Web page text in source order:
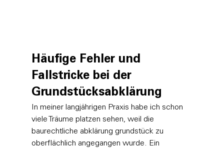
Häufige Fehler und
Fallstricke bei der
Grundstücksabklärung
In meiner langjährigen Praxis habe ich schon
viele Träume platzen sehen, weil die
baurechtliche abklärung grundstück zu
oberflächlich angegangen wurde. Ein